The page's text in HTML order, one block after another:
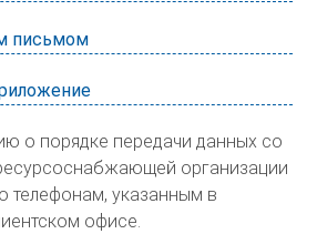
письмом
о порядке передачи данных со
организации
телефонам, указанным в
офисе.